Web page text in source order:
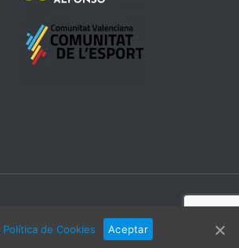
Política de Cookies Aceptar